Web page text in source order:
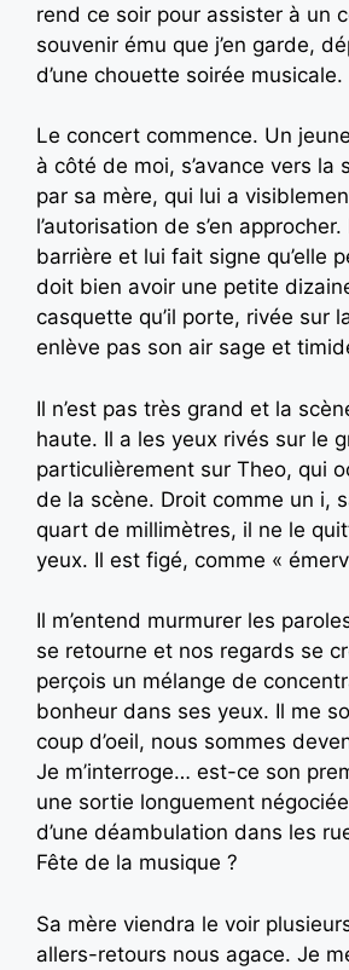
rend ce soir pour assister à un
souvenir ému que j’en garde,
d’une chouette soirée musicale.
Le concert commence. Un
à côté de moi, s’avance vers la
par sa mère, qui lui a
l’autorisation de s’en approcher.
barrière et lui fait signe qu’elle
doit bien avoir une petite
casquette qu’il porte, rivée sur
enlève pas son air sage et
Il n’est pas très grand et la
haute. Il a les yeux rivés sur le
particulièrement sur Theo, qui
de la scène. Droit comme un i,
quart de millimètres, il ne le
yeux. Il est figé, comme «
Il m’entend murmurer les
se retourne et nos regards se
perçois un mélange de
bonheur dans ses yeux. Il me
coup d’oeil, nous sommes
Je m’interroge… est-ce son
une sortie longuement
d’une déambulation dans les
Fête de la musique ?
Sa mère viendra le voir
allers-retours nous agace. Je